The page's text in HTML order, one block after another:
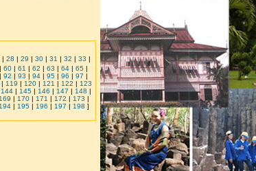
| 28 | 29 | 30| 31 | 32 | 33 |
| 60 | 61 | 62 | 63 | 64 | 65 |
| 92 | 93 | 94 | 95 | 96 | 97 |
| 119 | 120 | 121 | 122 | 123
144| 145| 146 | 147 | 148 |
169 | 170| 171 | 172 | 173 |
194| 195| 196 | 197 | 198 ]